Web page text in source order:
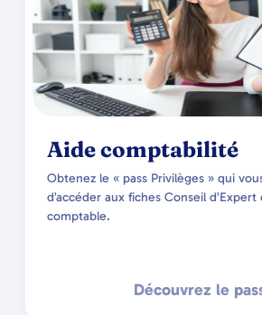
Aide comptabilité
Obtenez le « pass Privilèges » qui
d’accéder aux fiches Conseil
comptable.
Découvrez le